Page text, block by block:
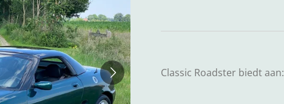
Classic Roadster biedt aan: